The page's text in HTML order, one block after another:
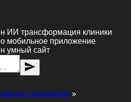
ИИ трансформация клиники
мобильное приложение
умный сайт
send
редактора »